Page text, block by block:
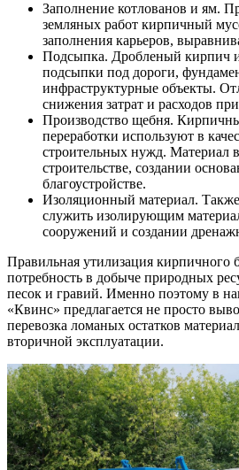
Заполнение котлованов и ям.
земляных работ кирпичный
заполнения карьеров,
Подсыпка. Дробленый кирпич
подсыпки под дороги,
инфраструктурные объекты.
снижения затрат и расходов
Производство щебня.
переработки используют в
строительных нужд. Материал
строительстве, создании
благоустройстве.
Изоляционный материал.
служить изолирующим
сооружений и создании
Правильная утилизация кирпичного
потребность в добыче природных
песок и гравий. Именно поэтому в
«Квинс» предлагается не просто
перевозка ломаных остатков
вторичной эксплуатации.